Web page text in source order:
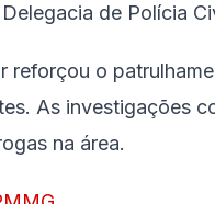
de Polícia
reforçou o
As investigações
na área.